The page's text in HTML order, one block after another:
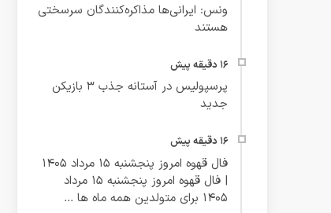
ونس: ایرانی‌ها مذاکره‌کنندگان سرسختی
هستند
پرسپولیس در آستانه جذب ۳ بازیکن
جدید
فال قهوه امروز پنجشنبه 15 مرداد 1405
| فال قهوه امروز پنجشنبه 15 مرداد
1405 برای متولدین همه ماه ها ...